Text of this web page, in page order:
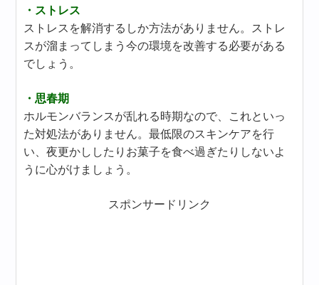
・ストレス
ストレスを解消するしか方法がありません。ストレ
スが溜まってしまう今の環境を改善する必要がある
でしょう。
・思春期
ホルモンバランスが乱れる時期なので、これといっ
た対処法がありません。最低限のスキンケアを行
い、夜更かししたりお菓子を食べ過ぎたりしないよ
うに心がけましょう。
スポンサードリンク